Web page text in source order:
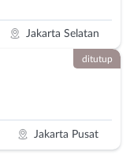
Jakarta Selatan
Jakarta Pusat
ditutup